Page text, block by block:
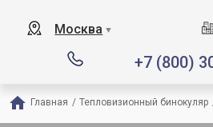
Москва ▼
+7 (800)
Главная / Тепловизионный бинокуляр